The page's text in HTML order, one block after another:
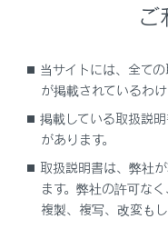
新車時には
記憶されています。
メインメニューの [‍
[‍オーディオ選択‍]
[‍交通情報‍]
ご
当サイトには、全て
が掲載されているわけ
掲載している取扱説
があります。
取扱説明書は、弊社
ます。弊社の許可な
複製、複写、改変も